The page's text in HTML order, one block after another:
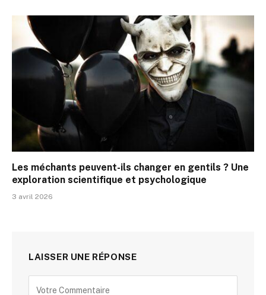
Les méchants peuvent-ils changer en gentils ? Une
exploration scientifique et psychologique
3 avril 2026
LAISSER UNE RÉPONSE